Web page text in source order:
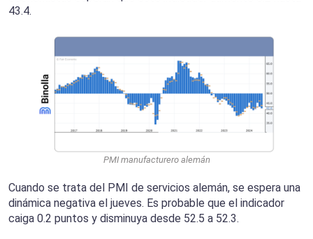
43.4.
PMI manufacturero alemán
Cuando se trata del PMI de servicios alemán, se espera una
dinámica negativa el jueves. Es probable que el indicador
caiga 0.2 puntos y disminuya desde 52.5 a 52.3.